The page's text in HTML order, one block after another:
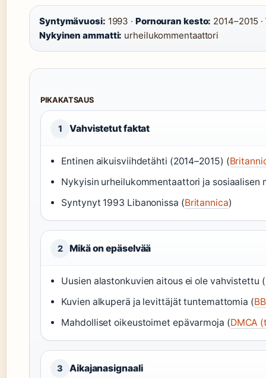
Syntymävuosi: 1993 · Pornouran kesto: 2014–2015 ·
Nykyinen ammatti: urheilukommentaattori
PIKAKATSAUS
1 Vahvistetut faktat
Entinen aikuisviihdetähti (2014–2015) (
Nykyisin urheilukommentaattori ja sosiaalisen
Syntynyt 1993 Libanonissa (Britannica)
2 Mikä on epäselvää
Uusien alastonkuvien aitous ei ole vahvistettu (
Kuvien alkuperä ja levittäjät tuntemattomia (
Mahdolliset oikeustoimet epävarmoja (DMCA
3 Aikajanasignaali